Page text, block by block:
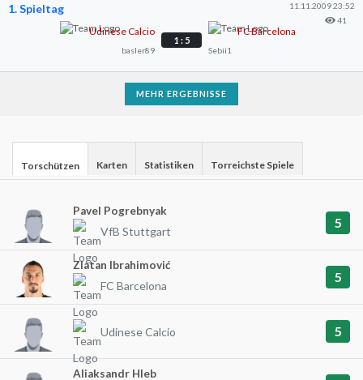
1. Spieltag
11.11.2009 23:52
41
Udinese Calcio
basler89
1 : 5
FC Barcelona
Sebii1
MEHR ERGEBNISSE
Torschützen Karten Statistiken Torreichste Spiele
Pavel Pogrebnyak
VfB Stuttgart
5
Zlatan Ibrahimović
FC Barcelona
5
Udinese Calcio 5
Aliaksandr Hleb